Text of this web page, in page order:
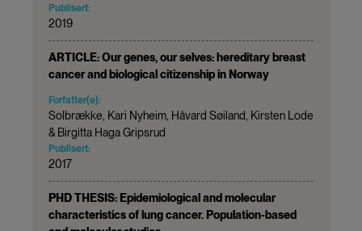
Publisert:
2019
ARTICLE: Our genes, our selves: hereditary breast
cancer and biological citizenship in Norway
Forfatter(e):
Solbrække, Kari Nyheim, Håvard Søiland, Kirsten Lode
& Birgitta Haga Gripsrud
Publisert:
2017
PHD THESIS: Epidemiological and molecular
characteristics of lung cancer. Population-based